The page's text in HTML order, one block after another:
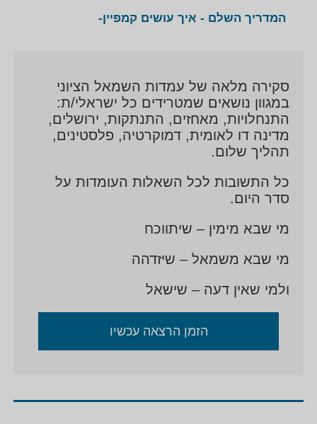
ונפגש עם מנהיגים בארץ ובחו"ל.
השמאל הציוני. במסגרת הפעילות היום יומית מול ועם
אמצעי התקשורת, צבר אופנהיימר ניסיון עשיר בדוברות
ובהסברה, ובשנים האחרונות ידע לנצל את הרשתות
החברתיות ואמצעי המדיה החדשה כדי להעביר את מסרו.
לאורך כל התקופה עסק גם בגיוס תרומות ומשאבים וקיים
קשר הדוק עם קהילות יהודיות בחו"ל.
ומופיע כפרשן קבוע בתוכניות רדיו וטלוויזיה בארץ ובעולם,
ולבצע שירות מילואים בשטחים.
המדריך השלם - איך עושים קמפיין-
סקירה מלאה של עמדות השמאל הציוני
במגוון נושאים שמטרידים כל ישראלי/ת:
התנחלויות, מאחזים, התנתקות, ירושלים,
מדינה דו לאומית, דמוקרטיה, פלסטינים,
תהליך שלום.
כל התשובות לכל השאלות העומדות על
סדר היום.
מי שבא מימין – שיתווכח
מי שבא משמאל – שיזדהה
ולמי שאין דעה – שישאל
הזמן הרצאה עכשיו